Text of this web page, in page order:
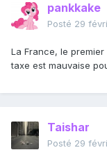
pankkake
Posté 29
La France, le
taxe est mauvaise
Taishar
Posté 29